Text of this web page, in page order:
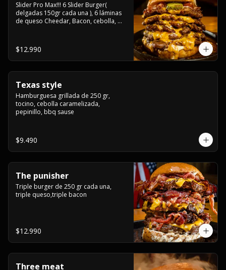
Slider Pro Max!!! 6 Slider Burger(
delgadas 150gr cada una ), 6 láminas
de queso Cheedar, Bacon, cebolla,
$12.990
Texas style
Hamburguesa grillada de 250 gr,
tocino, cebolla caramelizada,
pepinillo, bbq sause
$9.490
The punisher
Triple burger de 250 gr cada una,
triple queso,triple bacon
$12.990
Three meat